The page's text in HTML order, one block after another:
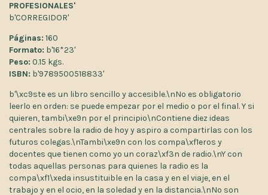
PROFESIONALES'
b'CORREGIDOR'
Páginas: 160
Formato: b'16*23'
Peso: 0.15 kgs.
ISBN: b'9789500518833'
b'\xc9ste es un libro sencillo y accesible.\nNo es obligatorio
leerlo en orden: se puede empezar por el medio o por el final. Y si
quieren, tambi\xe9n por el principio\nContiene diez ideas
centrales sobre la radio de hoy y aspiro a compartirlas con los
futuros colegas.\nTambi\xe9n con los compa\xf1eros y
docentes que tienen como yo un coraz\xf3n de radio.\nY con
todas aquellas personas para quienes la radio es la
compa\xf1\xeda insustituible en la casa y en el viaje, en el
trabajo y en el ocio, en la soledad y en la distancia.\nNo son